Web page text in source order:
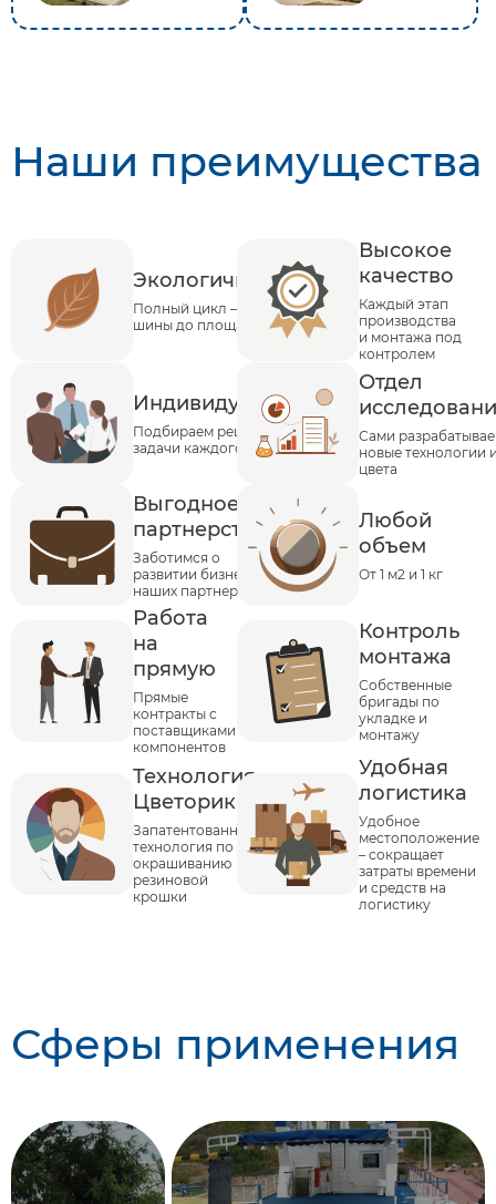
Наши преимущества
Экологичность
Полный цикл – от
шины до площадки
Высокое
качество
Каждый этап
производства
и монтажа под
контролем
Индивидуальность
Подбираем решения под
задачи каждого клиента
Отдел
Сами
новые технологии
цвета
Выгодное
партнерство
Заботимся о
развитии бизнеса
наших партнеров
Любой
объем
От 1 м2 и 1 кг
Работа
на
прямую
Прямые
контракты с
поставщиками
компонентов
Контроль
монтажа
Собственные
бригады по
укладке и
монтажу
Технология
Цветорика
Запатентованная
технология по
окрашиванию
резиновой
крошки
Удобная
логистика
Удобное
местоположение
– сокращает
затраты времени
и средств на
логистику
Сферы применения